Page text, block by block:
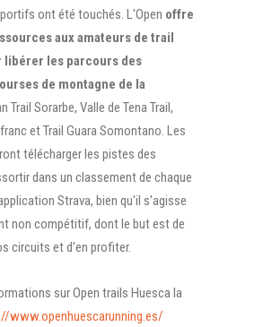
ont été touchés. L'Open offre
aux amateurs de trail
libérer les parcours des
de montagne de la
Trail Sorarbe, Valle de Tena Trail,
et Trail Guara Somontano. Les
télécharger les pistes des
dans un classement de chaque
Strava, bien qu'il s'agisse
non compétitif, dont le but est de
circuits et d'en profiter.
sur Open trails Huesca la
www.openhuescarunning.es/